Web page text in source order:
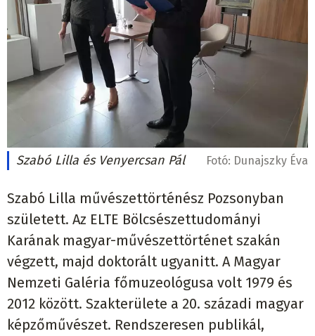
Szabó Lilla és Venyercsan Pál Fotó: Dunajszky Éva
Szabó Lilla művészettörténész Pozsonyban
született. Az ELTE Bölcsészettudományi
Karának magyar-művészettörténet szakán
végzett, majd doktorált ugyanitt. A Magyar
Nemzeti Galéria főmuzeológusa volt 1979 és
2012 között. Szakterülete a 20. századi magyar
képzőművészet. Rendszeresen publikál,